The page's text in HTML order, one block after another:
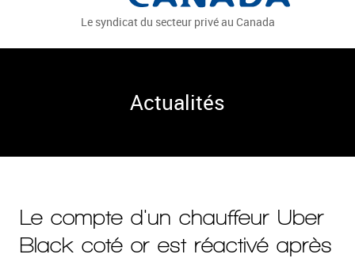
Le syndicat du secteur privé au Canada
Actualités
Le compte d'un chauffeur Uber
Black coté or est réactivé après